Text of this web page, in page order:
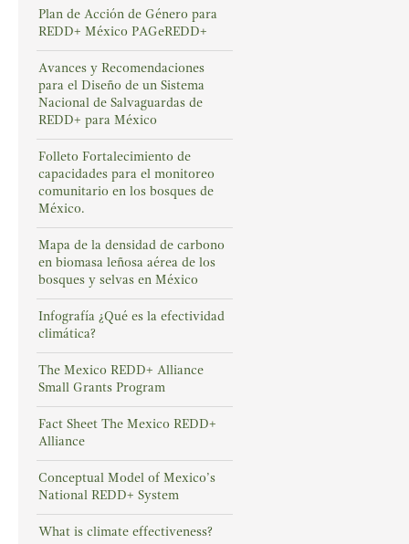
Plan de Acción de Género para
REDD+ México PAGeREDD+
Avances y Recomendaciones
para el Diseño de un Sistema
Nacional de Salvaguardas de
REDD+ para México
Folleto Fortalecimiento de
capacidades para el monitoreo
comunitario en los bosques de
México.
Mapa de la densidad de carbono
en biomasa leñosa aérea de los
bosques y selvas en México
Infografía ¿Qué es la efectividad
climática?
The Mexico REDD+ Alliance
Small Grants Program
Fact Sheet The Mexico REDD+
Alliance
Conceptual Model of Mexico’s
National REDD+ System
What is climate effectiveness?